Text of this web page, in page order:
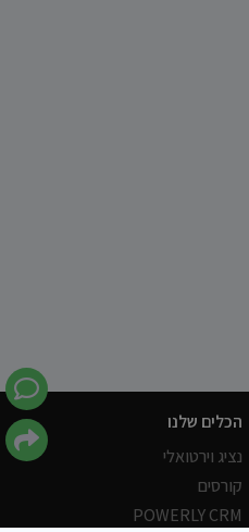
הכלים שלנו
נציג וירטואלי
קורסים
POWERLY CRM